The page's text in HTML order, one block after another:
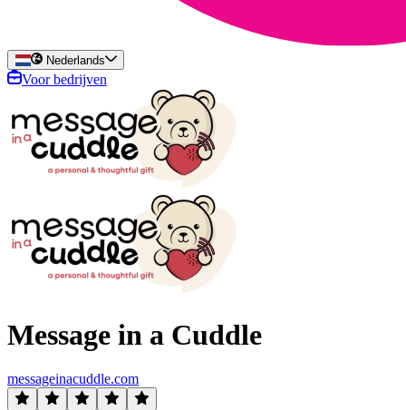
Nederlands
Voor bedrijven
Message in a Cuddle
messageinacuddle.com